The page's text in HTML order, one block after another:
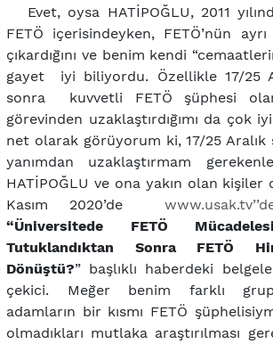
Evet, oysa HATİPOĞLU, 2011
FETÖ içerisindeyken, FETÖ’nün
çıkardığını ve benim kendi
gayet iyi biliyordu. Özellikle 17/25
sonra kuvvetli FETÖ şüphesi
görevinden uzaklaştırdığımı da çok
net olarak görüyorum ki, 17/25 Aralık
yanımdan uzaklaştırmam
HATİPOĞLU ve ona yakın olan kişiler
Kasım 2020’de www.usak.tv’’
“Üniversitede FETÖ
Tutuklandıktan Sonra FETÖ
Dönüştü?” başlıklı haberdeki
çekici. Meğer benim farklı
adamların bir kısmı FETÖ
olmadıkları mutlaka araştırılması